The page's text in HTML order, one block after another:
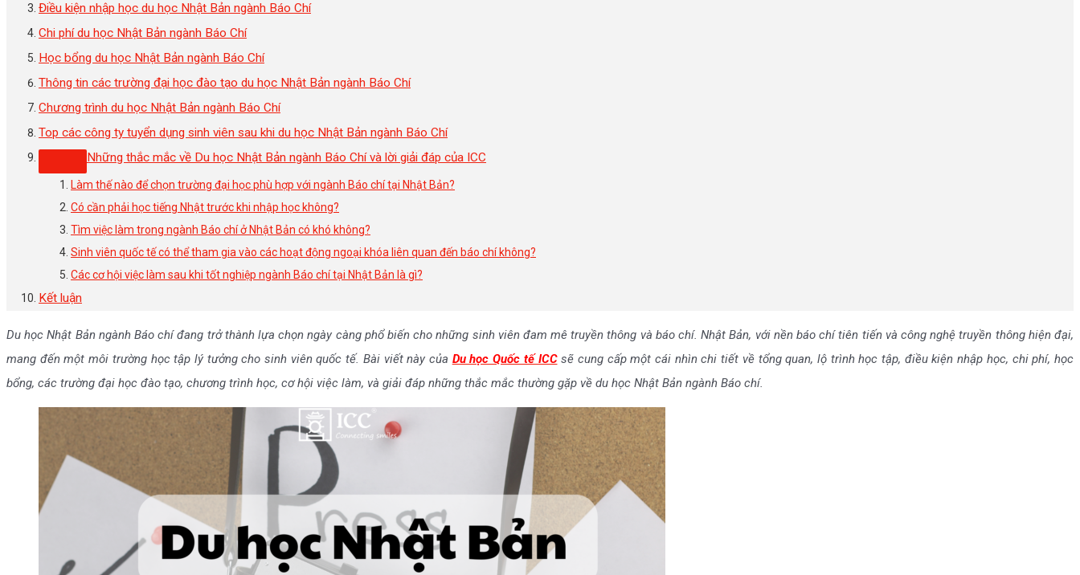
Điều kiện nhập học du học Nhật Bản ngành Báo Chí
Chi phí du học Nhật Bản ngành Báo Chí
Học bổng du học Nhật Bản ngành Báo Chí
Thông tin các trường đại học đào tạo du học Nhật Bản ngành Báo Chí
Chương trình du học Nhật Bản ngành Báo Chí
Top các công ty tuyển dụng sinh viên sau khi du học Nhật Bản ngành Báo Chí
Những thắc mắc về Du học Nhật Bản ngành Báo Chí và lời giải đáp của ICC
Làm thế nào để chọn trường đại học phù hợp với ngành Báo chí tại Nhật Bản?
Có cần phải học tiếng Nhật trước khi nhập học không?
Tìm việc làm trong ngành Báo chí ở Nhật Bản có khó không?
Sinh viên quốc tế có thể tham gia vào các hoạt động ngoại khóa liên quan đến báo chí không?
Các cơ hội việc làm sau khi tốt nghiệp ngành Báo chí tại Nhật Bản là gì?
Kết luận
Du học Nhật Bản ngành Báo chí đang trở thành lựa chọn ngày càng phổ biến cho những sinh viên đam mê truyền thông và báo chí. Nhật Bản, với nền báo chí tiên tiến và công nghệ truyền thông hiện đại,
mang đến một môi trường học tập lý tưởng cho sinh viên quốc tế. Bài viết này của Du học Quốc tế ICCsẽ cung cấp một cái nhìn chi tiết về tổng quan, lộ trình học tập, điều kiện nhập học, chi phí, học
bổng, các trường đại học đào tạo, chương trình học, cơ hội việc làm, và giải đáp những thắc mắc thường gặp về du học Nhật Bản ngành Báo chí.